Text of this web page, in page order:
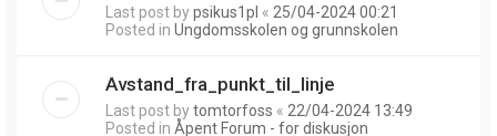
Last post bypsikus1pl « 25/04-2024 00:21
Posted in Ungdomsskolen og grunnskolen
Avstand_fra_punkt_til_linje
Last post bytomtorfoss « 22/04-2024 13:49
Posted in Åpent Forum - for diskusjon